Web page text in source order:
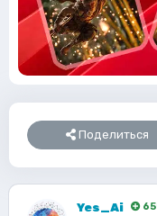
Поделиться
Yes_Ai